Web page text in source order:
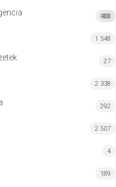
MI
422
1 548
27
2 338
292
2 507
4
189